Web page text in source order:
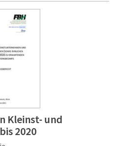
Kleinst- und
2020